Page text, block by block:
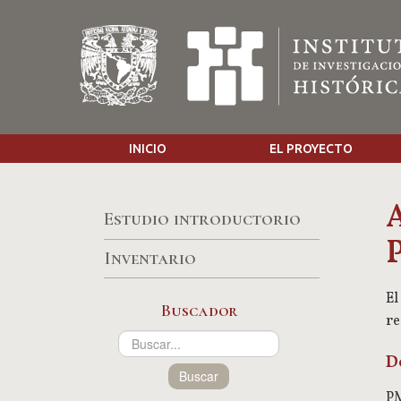
INICIO EL PROYECTO
Estudio introductorio
Inventario
Buscador
Buscar